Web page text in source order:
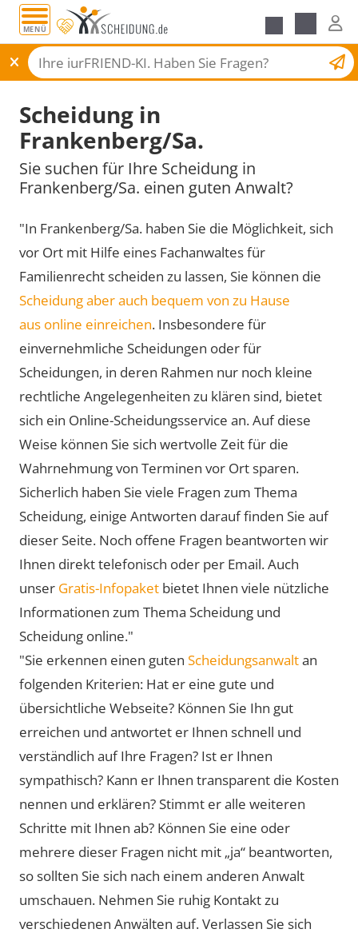
MENÜ
Scheidungsantrag
Scheidung in
Frankenberg/Sa.
Sie suchen für Ihre Scheidung in
Frankenberg/Sa. einen guten Anwalt?
"In Frankenberg/Sa. haben Sie die Möglichkeit, sich
vor Ort mit Hilfe eines Fachanwaltes für
Familienrecht scheiden zu lassen, Sie können die
Scheidung aber auch bequem von zu Hause
aus online einreichen. Insbesondere für
einvernehmliche Scheidungen oder für
Scheidungen, in deren Rahmen nur noch kleine
rechtliche Angelegenheiten zu klären sind, bietet
sich ein Online-Scheidungsservice an. Auf diese
Weise können Sie sich wertvolle Zeit für die
Wahrnehmung von Terminen vor Ort sparen.
Sicherlich haben Sie viele Fragen zum Thema
Scheidung, einige Antworten darauf finden Sie auf
dieser Seite. Noch offene Fragen beantworten wir
Ihnen direkt telefonisch oder per Email. Auch
unser Gratis-Infopaket bietet Ihnen viele nützliche
Informationen zum Thema Scheidung und
Scheidung online."
"Sie erkennen einen guten Scheidungsanwaltan
folgenden Kriterien: Hat er eine gute und
übersichtliche Webseite? Können Sie Ihn gut
erreichen und antwortet er Ihnen schnell und
verständlich auf Ihre Fragen? Ist er Ihnen
sympathisch? Kann er Ihnen transparent die Kosten
nennen und erklären? Stimmt er alle weiteren
Schritte mit Ihnen ab? Können Sie eine oder
mehrere dieser Fragen nicht mit „ja“ beantworten,
so sollten Sie sich nach einem anderen Anwalt
umschauen. Nehmen Sie ruhig Kontakt zu
verschiedenen Anwälten auf. Verlassen Sie sich